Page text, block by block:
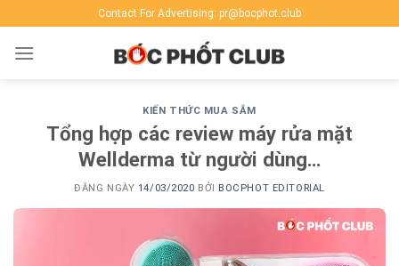
to
content
Contact For Advertising: pr@bocphot.club
KIẾN THỨC MUA SẮM
Tổng hợp các review máy rửa mặt
Wellderma từ người dùng…
ĐĂNG NGÀY 14/03/2020 BỞI BOCPHOT EDITORIAL